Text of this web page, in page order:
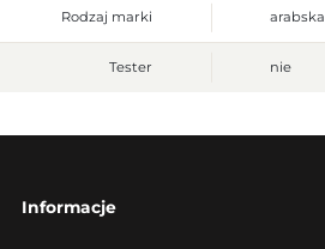
Rodzaj marki arabska
Tester nie
Informacje